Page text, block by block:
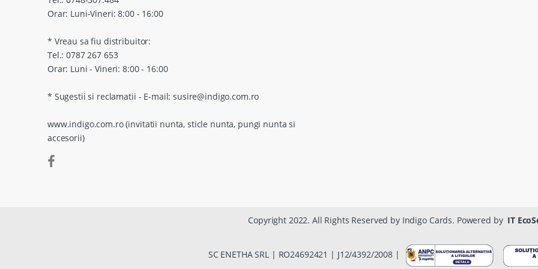
Orar: Luni-Vineri: 8:00 - 16:00
* Vreau sa fiu distribuitor:
Tel.: 0787 267 653
Orar: Luni - Vineri: 8:00 - 16:00
* Sugestii si reclamatii - E-mail: susire@indigo.com.ro
www.indigo.com.ro (invitatii nunta, sticle nunta, pungi nunta si
accesorii)
Copyright 2022. All Rights Reserved by Indigo Cards. Powered by IT
SC ENETHA SRL | RO24692421 | J12/4392/2008 |